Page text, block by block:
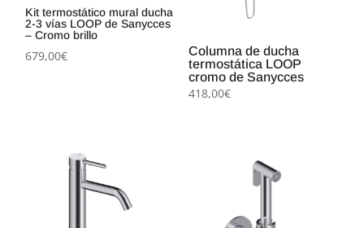
Kit termostático mural ducha
2-3 vías LOOP de Sanycces
– Cromo brillo
679,00€
Columna de ducha
termostática LOOP
cromo de Sanycces
418,00€